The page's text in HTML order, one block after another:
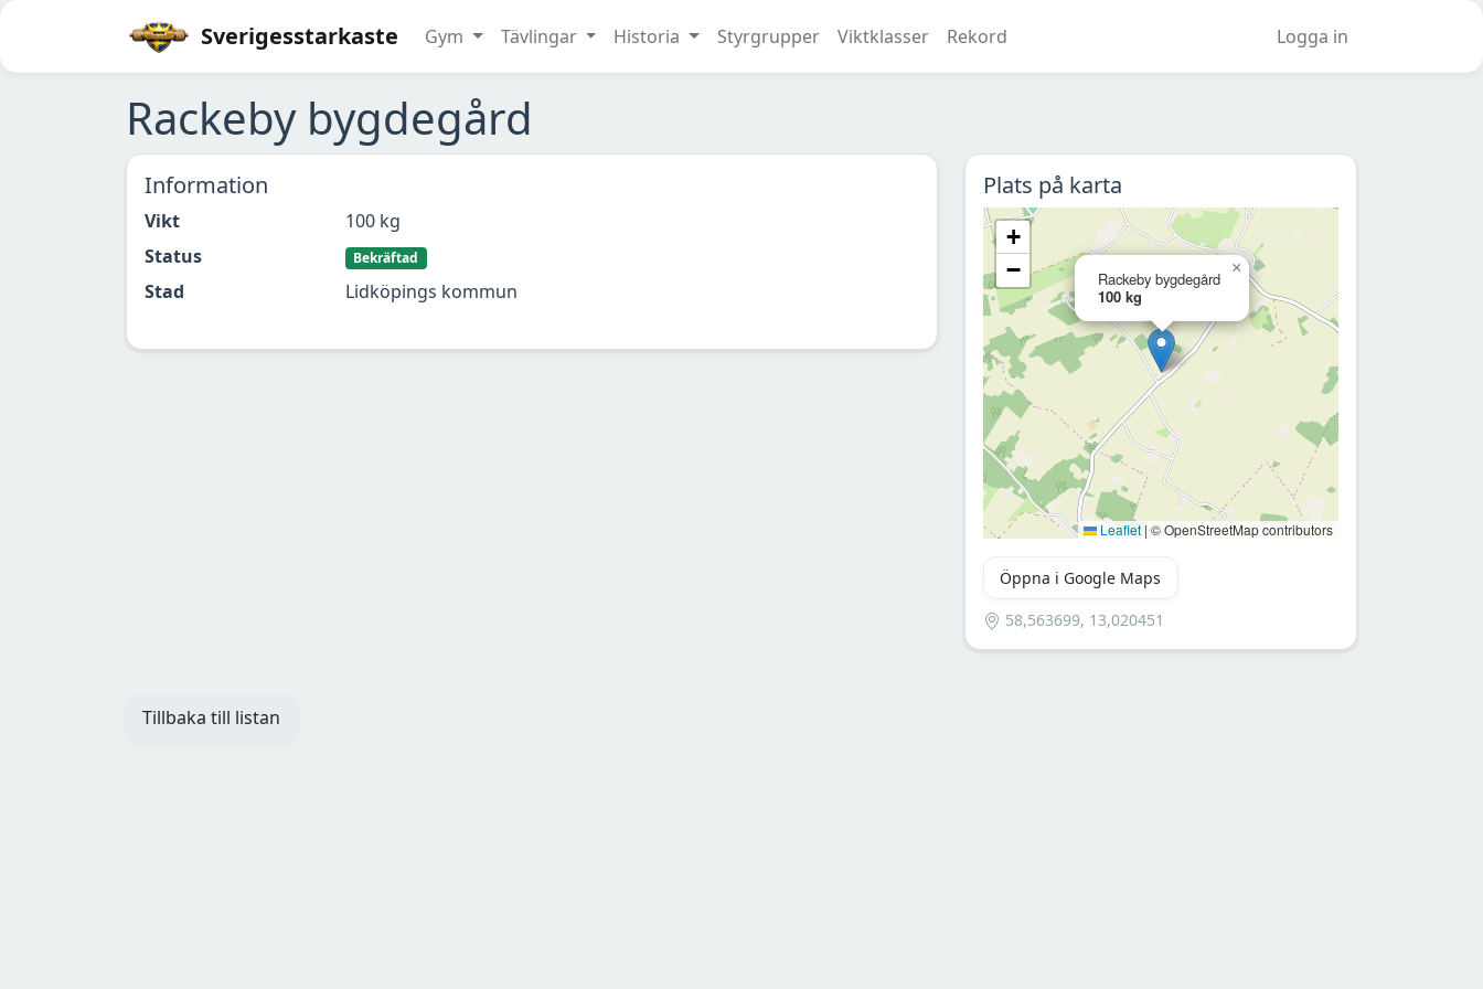
Sverigesstarkaste Gym Tävlingar Historia Styrgrupper Viktklasser Rekord Logga in
Rackeby bygdegård
Information
Vikt
100 kg
Status
Bekräftad
Stad Lidköpings kommun
Plats på karta
Rackeby bygdegård
100 kg
×
+
−
Leaflet | © OpenStreetMap contributors
Öppna i Google Maps
58,563699, 13,020451
Tillbaka till listan